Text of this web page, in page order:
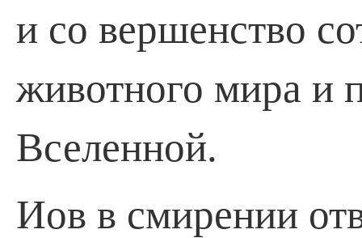
и со­ вершенство
животного мира и
Вселенной.
Иов в смирении